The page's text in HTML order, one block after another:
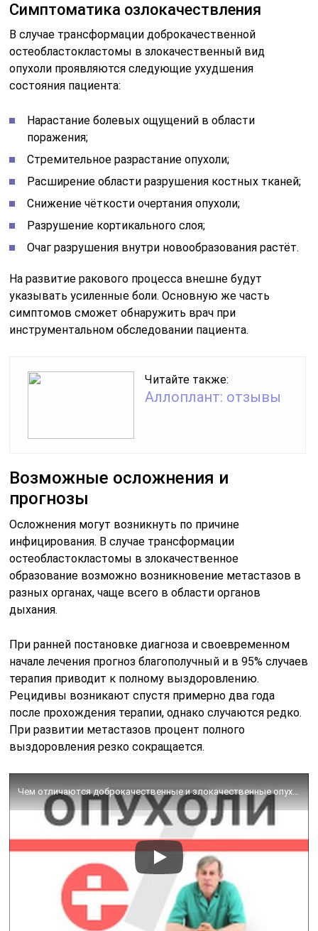
Симптоматика озлокачествления
В случае трансформации доброкачественной
остеобластокластомы в злокачественный вид
опухоли проявляются следующие ухудшения
состояния пациента:
Нарастание болевых ощущений в области
поражения;
Стремительное разрастание опухоли;
Расширение области разрушения костных тканей;
Снижение чёткости очертания опухоли;
Разрушение кортикального слоя;
Очаг разрушения внутри новообразования растёт.
На развитие ракового процесса внешне будут
указывать усиленные боли. Основную же часть
симптомов сможет обнаружить врач при
инструментальном обследовании пациента.
Читайте также:
Аллоплант: отзывы
Возможные осложнения и
прогнозы
Осложнения могут возникнуть по причине
инфицирования. В случае трансформации
остеобластокластомы в злокачественное
образование возможно возникновение метастазов в
разных органах, чаще всего в области органов
дыхания.
При ранней постановке диагноза и своевременном
начале лечения прогноз благополучный и в 95% случаев
терапия приводит к полному выздоровлению.
Рецидивы возникают спустя примерно два года
после прохождения терапии, однако случаются редко.
При развитии метастазов процент полного
выздоровления резко сокращается.
Чем отличаются доброкачественные и злокачественные опухоли?